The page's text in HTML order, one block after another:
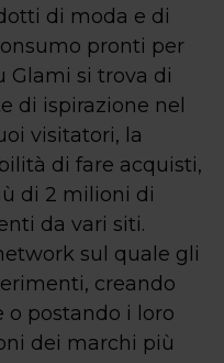
di moda e di
pronti per
Glami si trova di
di ispirazione nel
visitatori, la
di fare acquisti,
di 2 milioni di
da vari siti.
sul quale gli
creando
postando i loro
dei marchi più